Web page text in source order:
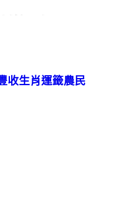
界
收生肖運籤農民